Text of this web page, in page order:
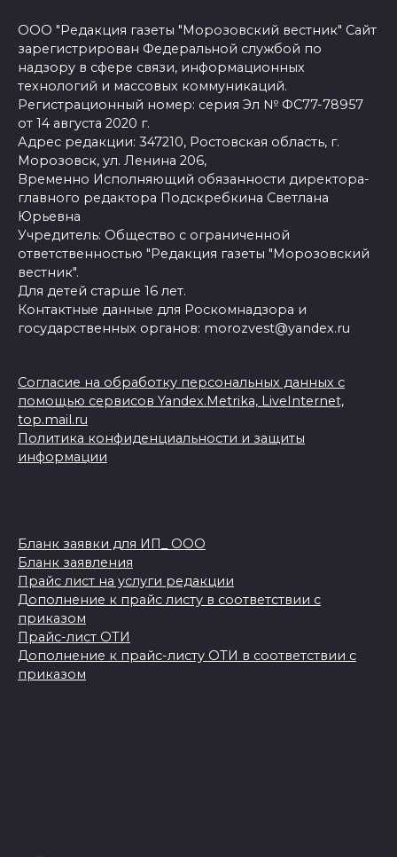
ООО "Редакция газеты "Морозовский вестник" Сайт
зарегистрирован Федеральной службой по
надзору в сфере связи, информационных
технологий и массовых коммуникаций.
Регистрационный номер: серия Эл № ФС77-78957
от 14 августа 2020 г.
Адрес редакции: 347210, Ростовская область, г.
Морозовск, ул. Ленина 206,
Временно Исполняющий обязанности директора-
главного редактора Подскребкина Светлана
Юрьевна
Учредитель: Общество с ограниченной
ответственностью "Редакция газеты "Морозовский
вестник".
Для детей старше 16 лет.
Контактные данные для Роскомнадзора и
государственных органов: morozvest@yandex.ru
Согласие на обработку персональных данных с
помощью сервисов Yandex.Metrika, LiveInternet,
top.mail.ru
Политика конфиденциальности и защиты
информации
Бланк заявки для ИП_ ООО
Бланк заявления
Прайс лист на услуги редакции
Дополнение к прайс листу в соответствии с
приказом
Прайс-лист ОТИ
Дополнение к прайс-листу ОТИ в соответствии с
приказом